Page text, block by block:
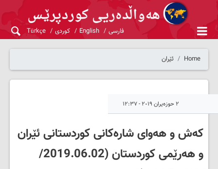
فارسی English کوردی Türkçe
Home ئێران
٢ حوزەیران ٢٠١٩ - ١٢:٣٧
که‌ش و هه‌وای شاره‌کانی کوردستانی ئێران
و هه‌رێمی کوردستان (2019.06.02/